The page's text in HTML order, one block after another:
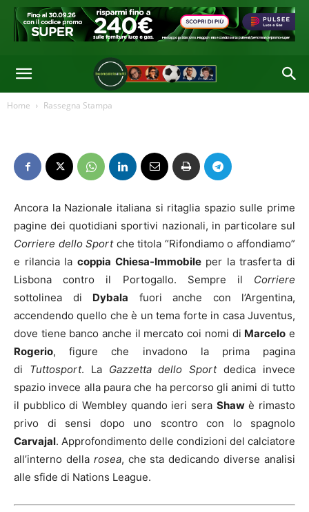
Home Rassegna Stampa
Ancora la Nazionale italiana si ritaglia spazio sulle prime
pagine dei quotidiani sportivi nazionali, in particolare sul
Corriere dello Sportche titola “Rifondiamo o affondiamo”
e rilancia la coppia Chiesa-Immobileper la trasferta di
Lisbona contro il Portogallo.
Sempre il Corriere
sottolinea di Dybala fuori anche con l’Argentina,
accendendo quello che è un tema forte in casa Juventus,
dove tiene banco anche il mercato coi nomi di Marcelo e
Rogerio, figure che invadono la prima pagina
di Tuttosport. La Gazzetta dello Sportdedica invece
spazio invece alla paura che ha percorso gli animi di tutto
il pubblico di Wembley quando ieri sera Shawè rimasto
privo di sensi dopo uno scontro con lo spagnolo
Carvajal. Approfondimento delle condizioni del calciatore
all’interno della rosea, che sta dedicando diverse analisi
alle sfide di Nations League.